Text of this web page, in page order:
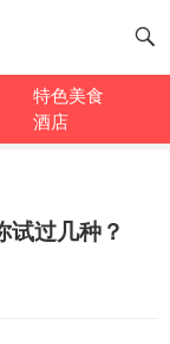
特色美食
酒店
试过几种？